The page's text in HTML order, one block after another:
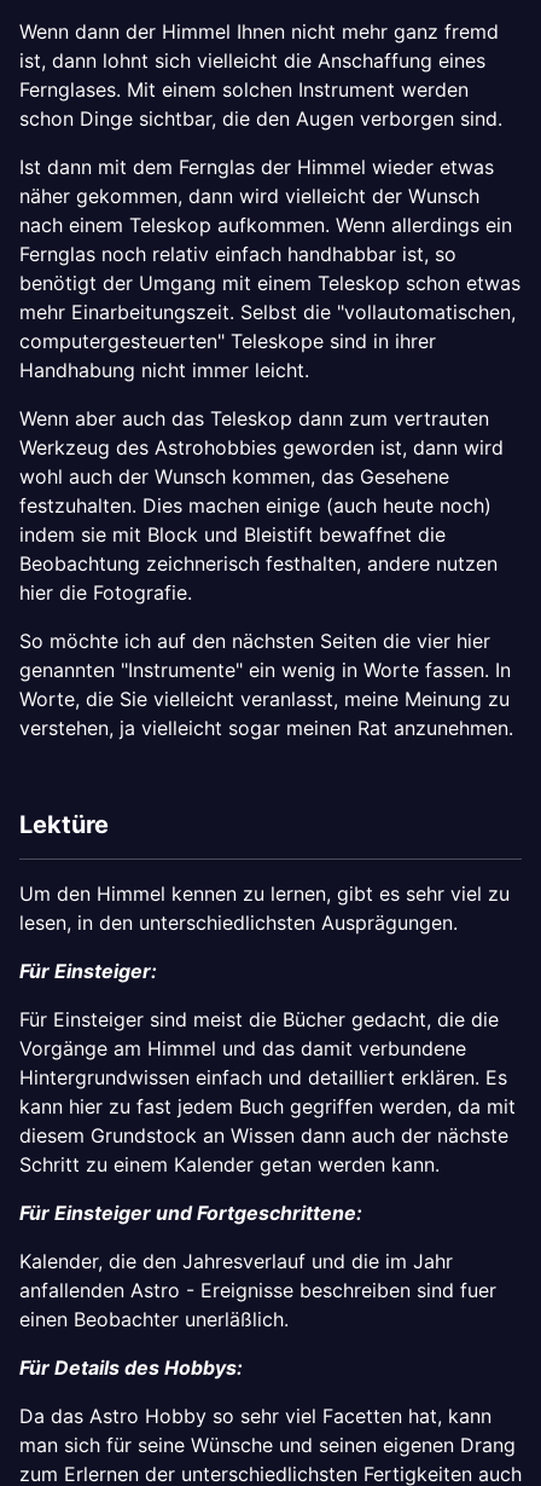
Wenn dann der Himmel Ihnen nicht mehr ganz fremd
ist, dann lohnt sich vielleicht die Anschaffung eines
Fernglases. Mit einem solchen Instrument werden
schon Dinge sichtbar, die den Augen verborgen sind.
Ist dann mit dem Fernglas der Himmel wieder etwas
näher gekommen, dann wird vielleicht der Wunsch
nach einem Teleskop aufkommen. Wenn allerdings ein
Fernglas noch relativ einfach handhabbar ist, so
benötigt der Umgang mit einem Teleskop schon etwas
mehr Einarbeitungszeit. Selbst die "vollautomatischen,
computergesteuerten" Teleskope sind in ihrer
Handhabung nicht immer leicht.
Wenn aber auch das Teleskop dann zum vertrauten
Werkzeug des Astrohobbies geworden ist, dann wird
wohl auch der Wunsch kommen, das Gesehene
festzuhalten. Dies machen einige (auch heute noch)
indem sie mit Block und Bleistift bewaffnet die
Beobachtung zeichnerisch festhalten, andere nutzen
hier die Fotografie.
So möchte ich auf den nächsten Seiten die vier hier
genannten "Instrumente" ein wenig in Worte fassen. In
Worte, die Sie vielleicht veranlasst, meine Meinung zu
verstehen, ja vielleicht sogar meinen Rat anzunehmen.
Lektüre
Um den Himmel kennen zu lernen, gibt es sehr viel zu
lesen, in den unterschiedlichsten Ausprägungen.
Für Einsteiger:
Für Einsteiger sind meist die Bücher gedacht, die die
Vorgänge am Himmel und das damit verbundene
Hintergrundwissen einfach und detailliert erklären. Es
kann hier zu fast jedem Buch gegriffen werden, da mit
diesem Grundstock an Wissen dann auch der nächste
Schritt zu einem Kalender getan werden kann.
Für Einsteiger und Fortgeschrittene:
Kalender, die den Jahresverlauf und die im Jahr
anfallenden Astro - Ereignisse beschreiben sind fuer
einen Beobachter unerläßlich.
Für Details des Hobbys:
Da das Astro Hobby so sehr viel Facetten hat, kann
man sich für seine Wünsche und seinen eigenen Drang
zum Erlernen der unterschiedlichsten Fertigkeiten auch